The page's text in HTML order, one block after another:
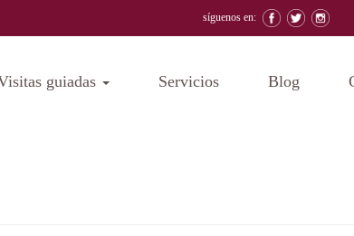
síguenos en:
guiadas Servicios Blog